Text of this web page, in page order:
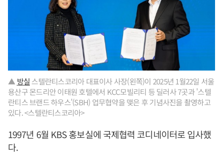
▲ 방실 스텔란티스코리아 대표이사 사장(왼쪽)이 2025년 1월22일 서울
용산구 몬드리안 이태원 호텔에서 KCC모빌리티 등 딜러사 7곳과 '스텔
란티스 브랜드 하우스'(SBH) 업무협약을 맺은 후 기념사진을 촬영하고
있다. <스텔란티스코리아>
1997년 6월 KBS 홍보실에 국제협력 코디네이터로 입사했
다.